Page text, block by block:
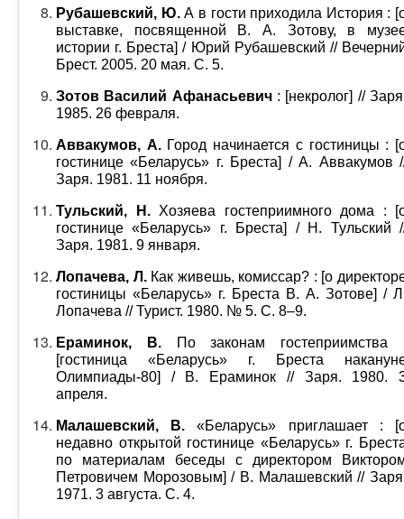
Рубашевский, Ю.А в гости приходила История :
выставке, посвященной В. А. Зотову, в
истории г. Бреста] / Юрий Рубашевский //
Брест. 2005. 20 мая. С. 5.
Зотов Василий Афанасьевич: [некролог] //
1985. 26 февраля.
Аввакумов, А. Город начинается с гостиницы :
гостинице «Беларусь» г. Бреста] / А. Аввакумов
Заря. 1981. 11 ноября.
Тульский, Н.Хозяева гостеприимного дома :
гостинице «Беларусь» г. Бреста] / Н. Тульский
Заря. 1981. 9 января.
Лопачева, Л.Как живешь, комиссар? : [о
гостиницы «Беларусь» г. Бреста В. А. Зотове] /
Лопачева // Турист. 1980. № 5. С. 8–9.
Ераминок, В.По законам гостеприимства
[гостиница «Беларусь» г. Бреста
Олимпиады-80] / В. Ераминок // Заря. 1980.
апреля.
Малашевский, В.«Беларусь» приглашает :
недавно открытой гостинице «Беларусь» г.
по материалам беседы с директором
Петровичем Морозовым] / В. Малашевский //
1971. 3 августа. С. 4.